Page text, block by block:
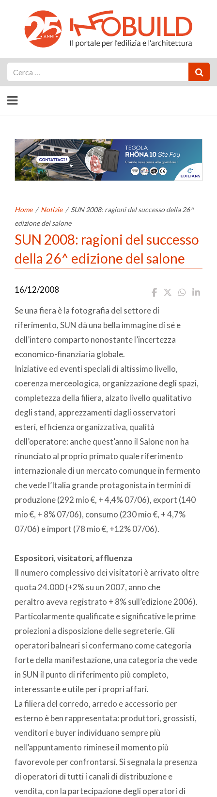
Home / Notizie / SUN 2008: ragioni del successo della 26^
edizione del salone
SUN 2008: ragioni del successo
della 26^ edizione del salone
16/12/2008
Se una fiera è la fotografia del settore di
riferimento, SUN dà una bella immagine di sé e
dell’intero comparto nonostante l’incertezza
economico-finanziaria globale.
Iniziative ed eventi speciali di altissimo livello,
coerenza merceologica, organizzazione degli spazi,
completezza della filiera, alzato livello qualitativo
degli stand, apprezzamenti dagli osservatori
esteri, efficienza organizzativa, qualità
dell’operatore: anche quest’anno il Salone non ha
rinunciato al proprio primato quale riferimento
internazionale di un mercato comunque in fermento
che vede l’Italia grande protagonista in termini di
produzione (292 mio €, + 4,4% 07/06), export (140
mio €, + 8% 07/06), consumo (230 mio €, + 4,7%
07/06) e import (78 mio €, +12% 07/06).
Espositori, visitatori, affluenza
Il numero complessivo dei visitatori è arrivato oltre
quota 24.000 (+2% su un 2007, anno che
peraltro aveva registrato + 8% sull’edizione 2006).
Particolarmente qualificate e significative le prime
proiezioni a disposizione delle segreterie. Gli
operatori balneari si confermano come categoria
forte della manifestazione, una categoria che vede
in SUN il punto di riferimento più completo,
interessante e utile per i propri affari.
La filiera del corredo, arredo e accessorio per
esterno è ben rappresentata: produttori, grossisti,
venditori e buyer individuano sempre più
nell’appuntamento riminese il momento più
favorevole per confrontarsi. Si segnala la presenza
di operatori di tutti i canali di distribuzione e
vendita, con la partecipazione degli operatori di